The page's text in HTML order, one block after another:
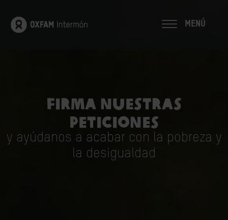
MENÚ
Firma nuestras
peticiones
y ayúdanos a acabar con la pobreza y
la desigualdad